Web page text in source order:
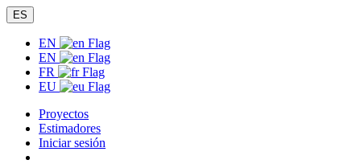
ES
EN
EN
FR
EU
Proyectos
Estimadores
Iniciar sesión